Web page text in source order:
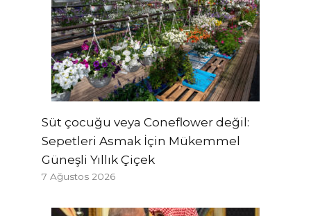
Süt çocuğu veya Coneflower değil:
Sepetleri Asmak İçin Mükemmel
Güneşli Yıllık Çiçek
7 Ağustos 2026